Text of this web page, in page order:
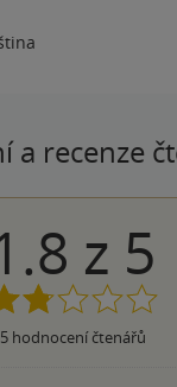
a recenze
z 5
5hodnocení čtenářů